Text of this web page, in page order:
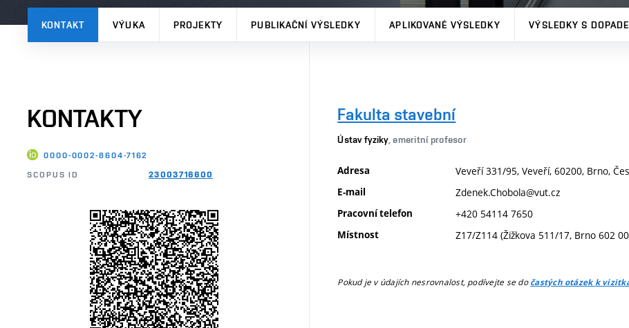
KONTAKT VÝUKA PROJEKTY PUBLIKAČNÍ VÝSLEDKY APLIKOVANÉ VÝSLEDKY VÝSLEDKY S
KONTAKTY
0000-0002-8604-7162
SCOPUS ID 23003716600
Fakulta stavební
Ústav fyziky, emeritní profesor
Adresa Veveří 331/95, Veveří, 60200, Brno,
E-mail Zdenek.Chobola@vut.cz
Pracovní telefon +420 54114 7650
Místnost Z17/Z114 (Žižkova 511/17, Brno 602
Pokud je v údajích nesrovnalost, podívejte se dočastých otázek k